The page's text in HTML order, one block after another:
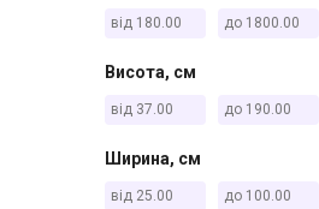
Висота, см
Ширина, см